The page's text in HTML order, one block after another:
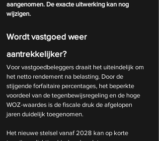
aangenomen. De exacte uitwerking kan nog
wijzigen.
Wordt vastgoed weer
aantrekkelijker?
Voor vastgoedbeleggers draait het uiteindelijk om
het netto rendement na belasting. Door de
stijgende forfaitaire percentages, het beperkte
voordeel van de tegenbewijsregeling en de hoge
WOZ-waardes is de fiscale druk de afgelopen
jaren duidelijk toegenomen.
Het nieuwe stelsel vanaf 2028 kan op korte